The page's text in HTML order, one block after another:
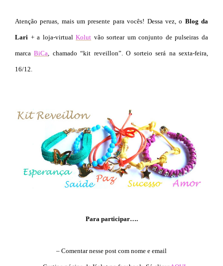
Atenção peruas, mais um presente para vocês! Dessa vez, o Blog da
Lari + a loja-virtualKolut vão sortear um conjunto de pulseiras da
marcaBiCa , chamado “kit reveillon”. O sorteio será na sexta-feira,
16/12.
Para participar….
– Comentar nesse post com nome e email